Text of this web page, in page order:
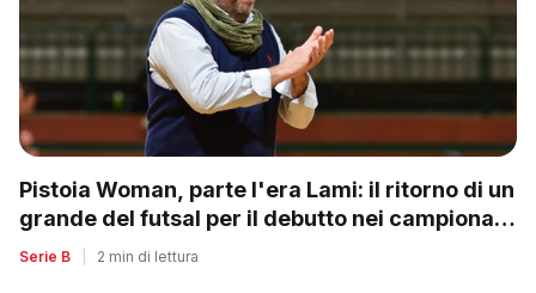
Pistoia Woman, parte l'era Lami: il ritorno di un
grande del futsal per il debutto nei campionati
nazionali
Serie B 2 min di lettura